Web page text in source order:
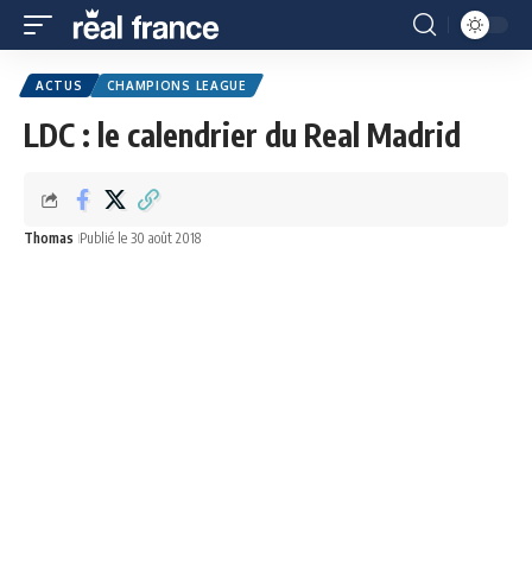
ACTUS CHAMPIONS LEAGUE
LDC : le calendrier du Real Madrid
Thomas Publié le 30 août 2018